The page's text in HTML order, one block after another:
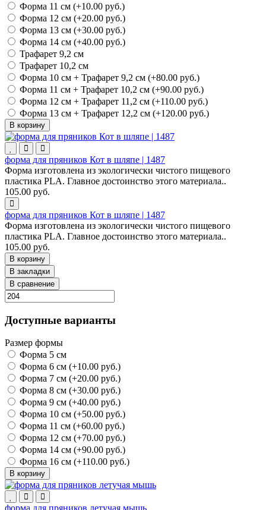
Форма 11 см (+10.00 руб.)
Форма 12 см (+20.00 руб.)
Форма 13 см (+30.00 руб.)
Форма 14 см (+40.00 руб.)
Трафарет 9,2 см
Трафарет 10,2 см
Форма 10 см + Трафарет 9,2 см (+80.00 руб.)
Форма 11 см + Трафарет 10,2 см (+90.00 руб.)
Форма 12 см + Трафарет 11,2 см (+110.00 руб.)
Форма 13 см + Трафарет 12,2 см (+120.00 руб.)
В корзину
форма для пряников Кот в шляпе | 1487
Форма изготовлена из экологически чистого пищевого
пластика PLA. Главное достоинство этого материала..
105.00 руб.
форма для пряников Кот в шляпе | 1487
Форма изготовлена из экологически чистого пищевого
пластика PLA. Главное достоинство этого материала..
105.00 руб.
В корзину
В закладки
В сравнение
Доступные варианты
Размер формы
Форма 5 см
Форма 6 см (+10.00 руб.)
Форма 7 см (+20.00 руб.)
Форма 8 см (+30.00 руб.)
Форма 9 см (+40.00 руб.)
Форма 10 см (+50.00 руб.)
Форма 11 см (+60.00 руб.)
Форма 12 см (+70.00 руб.)
Форма 14 см (+90.00 руб.)
Форма 16 см (+110.00 руб.)
В корзину